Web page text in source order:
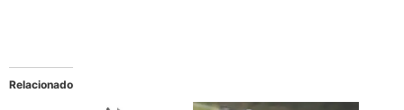
Relacionado